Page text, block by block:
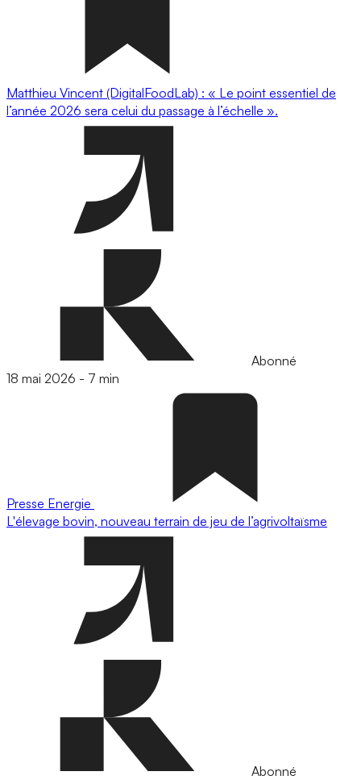
Matthieu Vincent (DigitalFoodLab) : « Le point essentiel de
l’année 2026 sera celui du passage à l’échelle ».
Abonné
18 mai 2026 - 7 min
Presse Energie
L'élevage bovin, nouveau terrain de jeu de l’agrivoltaïsme
Abonné